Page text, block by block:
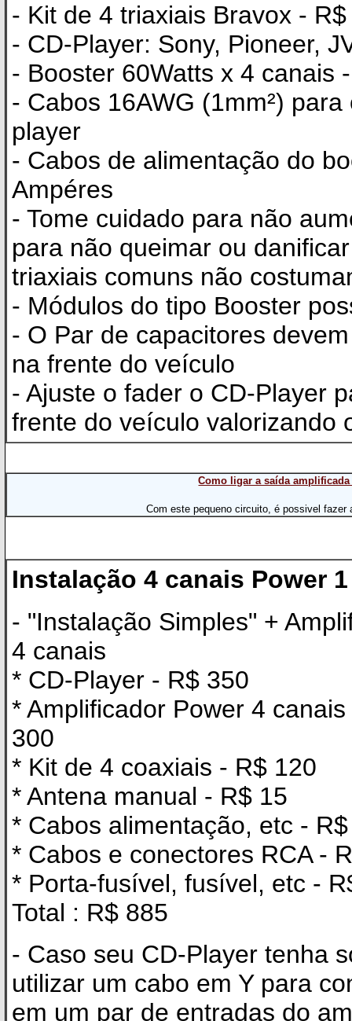
- Kit de 4 triaxiais Bravox -
- CD-Player: Sony, Pioneer,
- Booster 60Watts x 4 canais
- Cabos 16AWG (1mm²)
player
- Cabos de alimentação do
Ampéres
- Tome cuidado para não
para não queimar ou
triaxiais comuns não
- Módulos do tipo Booster
- O Par de capacitores
na frente do veículo
- Ajuste o fader o CD-Player
frente do veículo valorizando
Como ligar a saída
Com este pequeno circuito, é possivel fazer
Instalação 4 canais Power 1
- "Instalação Simples" +
4 canais
* CD-Player - R$ 350
* Amplificador Power 4
300
* Kit de 4 coaxiais - R$ 120
* Antena manual - R$ 15
* Cabos alimentação, etc -
* Cabos e conectores RCA -
* Porta-fusível, fusível, etc -
Total : R$ 885
- Caso seu CD-Player tenha
utilizar um cabo em Y para
em um par de entradas do